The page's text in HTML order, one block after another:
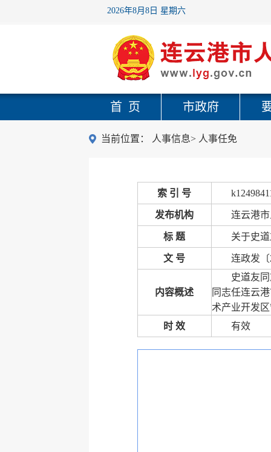
2026年8月8日 星期六
首 页 市政府
当前位置： 人事信息> 人事任免
索 引 号
发布机构 连云港
标 题 关于史
文 号 连政发〔
内容概述
史道友
同志任连云
术产业开发
时 效
有效